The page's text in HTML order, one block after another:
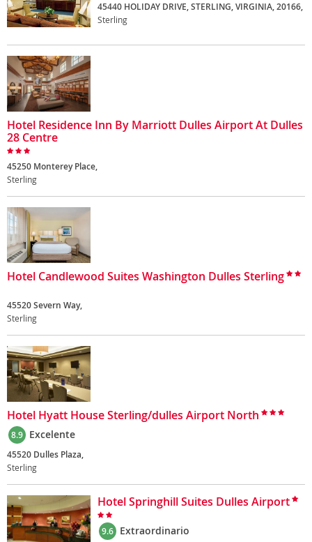
45440 HOLIDAY DRIVE, STERLING, VIRGINIA, 20166,
Sterling
Hotel Residence Inn By Marriott Dulles Airport At Dulles
28 Centre
45250 Monterey Place,
Sterling
Hotel Candlewood Suites Washington Dulles Sterling
45520 Severn Way,
Sterling
Hotel Hyatt House Sterling/dulles Airport North
8.9 Excelente
45520 Dulles Plaza,
Sterling
Hotel Springhill Suites Dulles Airport
9.6 Extraordinario